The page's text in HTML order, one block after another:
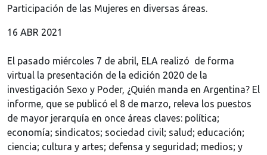
Participación de las Mujeres en diversas áreas.
16 ABR 2021
El pasado miércoles 7 de abril, ELA realizó de forma
virtual la presentación de la edición 2020 de la
investigación Sexo y Poder, ¿Quién manda en Argentina? El
informe, que se publicó el 8 de marzo, releva los puestos
de mayor jerarquía en once áreas claves: política;
economía; sindicatos; sociedad civil; salud; educación;
ciencia; cultura y artes; defensa y seguridad; medios; y